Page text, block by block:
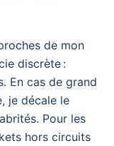
de mon
discrète :
En cas de grand
je décale le
Pour les
hors circuits